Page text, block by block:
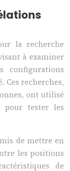
la recherche
à examiner
configurations
Ces recherches,
ont utilisé
pour tester les
de mettre en
les positions
de